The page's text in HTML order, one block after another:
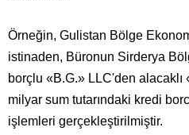
Örneğin, Gulistan Bölge
istinaden, Büronun Sirderya
borçlu «B.G.» LLC'den
milyar sum tutarındaki kredi
işlemleri gerçekleştirilmiştir.